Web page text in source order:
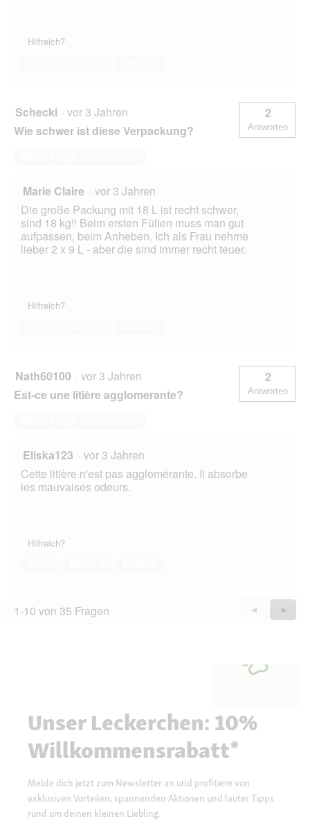
Hilfreich?
Schecki · vor 3 Jahren
Wie schwer ist diese Verpackung?
2
Antworten
Marie Claire · vor 3 Jahren
Die große Packung mit 18 L ist recht schwer,
sind 18 kg!! Beim ersten Füllen muss man gut
aufpassen, beim Anheben. Ich als Frau nehme
lieber 2 x 9 L - aber die sind immer recht teuer.
Hilfreich?
Nath60100 · vor 3 Jahren
Est-ce une litière agglomerante?
2
Antworten
Eliska123 · vor 3 Jahren
Cette litière n'est pas agglomérante. Il absorbe
les mauvaises odeurs.
Hilfreich?
1-10 von 35 Fragen
Zurück
Questions
◄
Weiter
►
Unser Leckerchen: 10%
Willkommensrabatt*
Melde dich jetzt zum Newsletter an und profitiere von
exklusiven Vorteilen, spannenden Aktionen und lauter Tipps
rund um deinen kleinen Liebling.